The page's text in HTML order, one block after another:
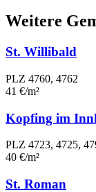
Weitere
St. Willibald
PLZ 4760, 4762
41 €/m²
Kopfing im
PLZ 4723, 4725,
40 €/m²
St. Roman